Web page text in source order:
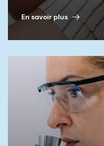
En savoir plus